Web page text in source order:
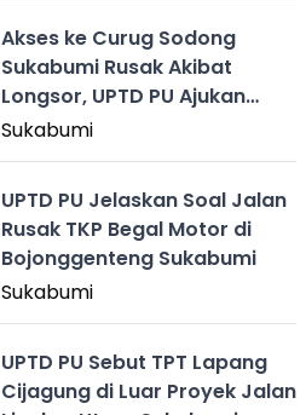
Akses ke Curug Sodong
Sukabumi Rusak Akibat
Longsor, UPTD PU Ajukan
Perbaikan
Sukabumi
UPTD PU Jelaskan Soal Jalan
Rusak TKP Begal Motor di
Bojonggenteng Sukabumi
Sukabumi
UPTD PU Sebut TPT Lapang
Cijagung di Luar Proyek Jalan